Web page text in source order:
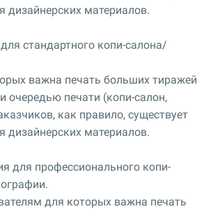
дизайнерских материалов.
стандартного копи-салона/
важна печать больших тиражей
очередью печати (копи-салон,
как правило, существует
дизайнерских материалов.
для профессионального копи-
для которых важна печать